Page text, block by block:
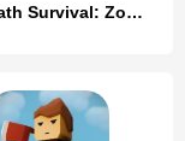
Aftermath Survival: Zombie War